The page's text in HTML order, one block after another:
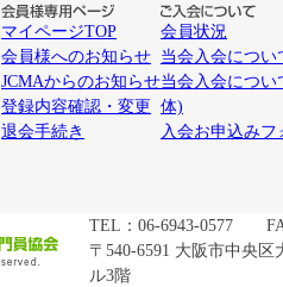
マイページTOP
会員様へのお知らせ
JCMAからのお知らせ
登録内容確認・変更
退会手続き
会員状況
当会入会につい
当会入会につい
体)
入会お申込みフ
TEL：06-6943-0577
〒540-6591 大阪市中央
ル3階